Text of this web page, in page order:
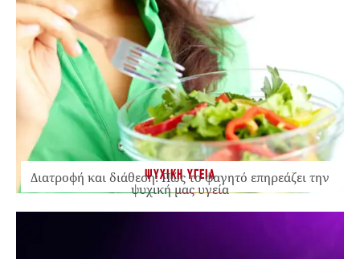
ΨΥΧΙΚΗ ΥΓΕΙΑ
Διατροφή και διάθεση: Πώς το φαγητό επηρεάζει την
ψυχική μας υγεία